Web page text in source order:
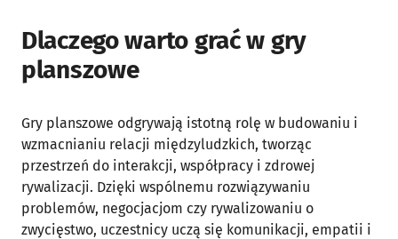
Dlaczego warto grać w gry
planszowe
Gry planszowe odgrywają istotną rolę w budowaniu i
wzmacnianiu relacji międzyludzkich, tworząc
przestrzeń do interakcji, współpracy i zdrowej
rywalizacji. Dzięki wspólnemu rozwiązywaniu
problemów, negocjacjom czy rywalizowaniu o
zwycięstwo, uczestnicy uczą się komunikacji, empatii i